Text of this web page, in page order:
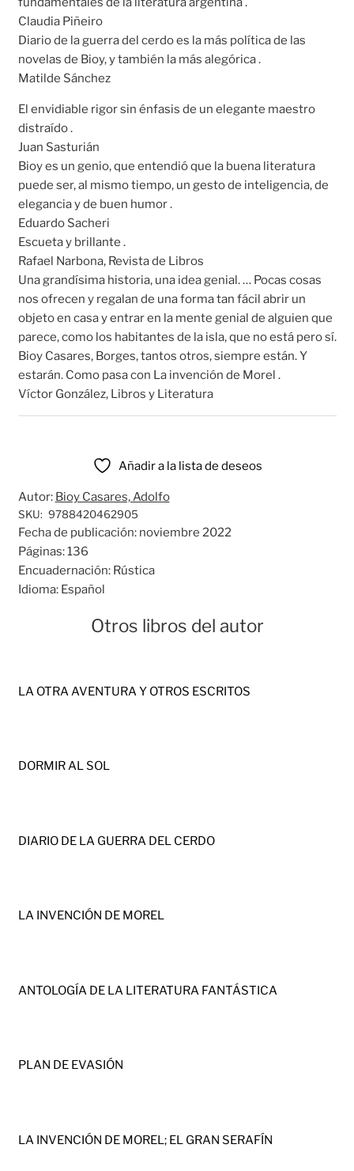
Claudia Piñeiro
Diario de la guerra del cerdo es la más política de las
novelas de Bioy, y también la más alegórica .
Matilde Sánchez
El envidiable rigor sin énfasis de un elegante maestro
distraído .
Juan Sasturián
Bioy es un genio, que entendió que la buena literatura
puede ser, al mismo tiempo, un gesto de inteligencia, de
elegancia y de buen humor .
Eduardo Sacheri
Escueta y brillante .
Rafael Narbona, Revista de Libros
Una grandísima historia, una idea genial. … Pocas cosas
nos ofrecen y regalan de una forma tan fácil abrir un
objeto en casa y entrar en la mente genial de alguien que
parece, como los habitantes de la isla, que no está pero sí.
Bioy Casares, Borges, tantos otros, siempre están. Y
estarán. Como pasa con La invención de Morel .
Víctor González, Libros y Literatura
Añadir a la lista de deseos
Autor: Bioy Casares, Adolfo
SKU: 9788420462905
Fecha de publicación: noviembre 2022
Páginas:136
Encuadernación: Rústica
Idioma: Español
Otros libros del autor
LA OTRA AVENTURA Y OTROS ESCRITOS
DORMIR AL SOL
DIARIO DE LA GUERRA DEL CERDO
LA INVENCIÓN DE MOREL
ANTOLOGÍA DE LA LITERATURA FANTÁSTICA
PLAN DE EVASIÓN
LA INVENCIÓN DE MOREL; EL GRAN SERAFÍN